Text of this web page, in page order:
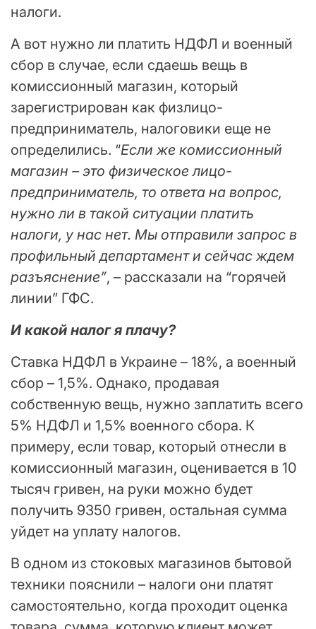
налоги.
А вот нужно ли платить НДФЛ и военный
сбор в случае, если сдаешь вещь в
комиссионный магазин, который
зарегистрирован как физлицо-
предприниматель, налоговики еще не
определились. “Если же комиссионный
магазин – это физическое лицо-
предприниматель, то ответа на вопрос,
нужно ли в такой ситуации платить
налоги, у нас нет. Мы отправили запрос в
профильный департамент и сейчас ждем
разъяснение”, – рассказали на “горячей
линии” ГФС.
И какой налог я плачу?
Ставка НДФЛ в Украине – 18%, а военный
сбор – 1,5%. Однако, продавая
собственную вещь, нужно заплатить всего
5% НДФЛ и 1,5% военного сбора. К
примеру, если товар, который отнесли в
комиссионный магазин, оценивается в 10
тысяч гривен, на руки можно будет
получить 9350 гривен, остальная сумма
уйдет на уплату налогов.
В одном из стоковых магазинов бытовой
техники пояснили – налоги они платят
самостоятельно, когда проходит оценка